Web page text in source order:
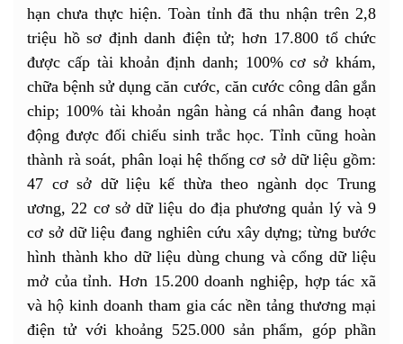
hạn chưa thực hiện. Toàn tỉnh đã thu nhận trên 2,8
triệu hồ sơ định danh điện tử; hơn 17.800 tổ chức
được cấp tài khoản định danh; 100% cơ sở khám,
chữa bệnh sử dụng căn cước, căn cước công dân gắn
chip; 100% tài khoản ngân hàng cá nhân đang hoạt
động được đối chiếu sinh trắc học. Tỉnh cũng hoàn
thành rà soát, phân loại hệ thống cơ sở dữ liệu gồm:
47 cơ sở dữ liệu kế thừa theo ngành dọc Trung
ương, 22 cơ sở dữ liệu do địa phương quản lý và 9
cơ sở dữ liệu đang nghiên cứu xây dựng; từng bước
hình thành kho dữ liệu dùng chung và cổng dữ liệu
mở của tỉnh. Hơn 15.200 doanh nghiệp, hợp tác xã
và hộ kinh doanh tham gia các nền tảng thương mại
điện tử với khoảng 525.000 sản phẩm, góp phần